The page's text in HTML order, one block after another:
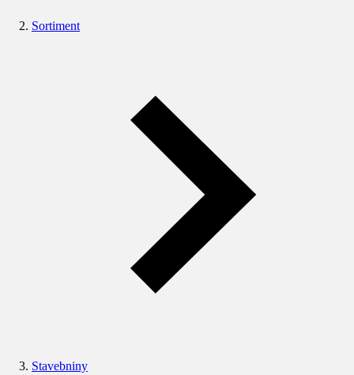
Sortiment
Stavebniny